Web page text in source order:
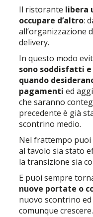
Il ristorante libera
occupare d’altro:
all’organizzazione
delivery.
In questo modo
sono soddisfatti
quando
pagamenti ed
che saranno
precedente è già
scontrino medio.
Nel frattempo
al tavolo sia stato
la transizione sia
E puoi sempre
nuove portate o
nuovo scontrino
comunque crescere.